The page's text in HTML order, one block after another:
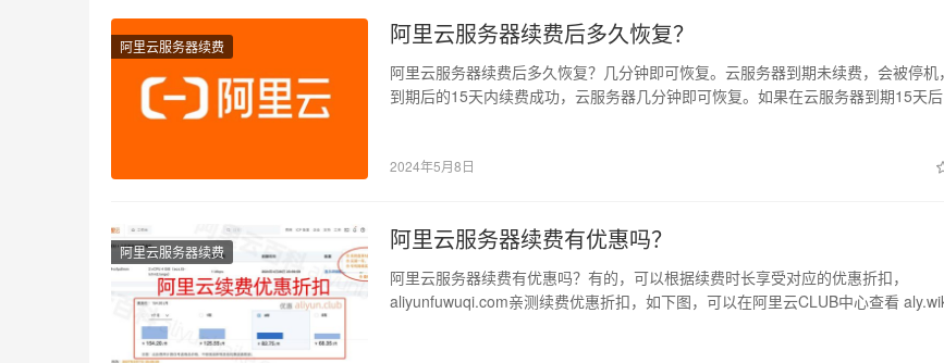
阿里云服务器续费 阿里云服务器续费后多久恢复？
阿里云服务器续费后多久恢复？几分钟即可恢复。云服务器到期未续费，会被停机
到期后的15天内续费成功，云服务器几分钟即可恢复。如果在云服务器到期15天
2024年5月8日
阿里云服务器续费 阿里云服务器续费有优惠吗？
阿里云服务器续费有优惠吗？有的，可以根据续费时长享受对应的优惠折扣，
aliyunfuwuqi.com亲测续费优惠折扣，如下图，可以在阿里云CLUB中心查看